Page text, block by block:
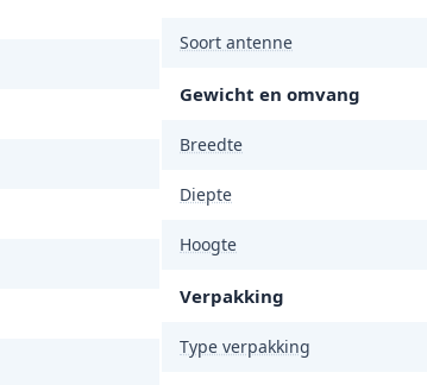
Soort antenne
Gewicht en omvang
Breedte
Diepte
Hoogte
Verpakking
Type verpakking